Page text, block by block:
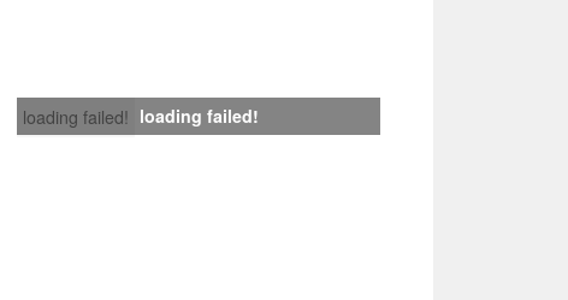
loading failed! loading failed!